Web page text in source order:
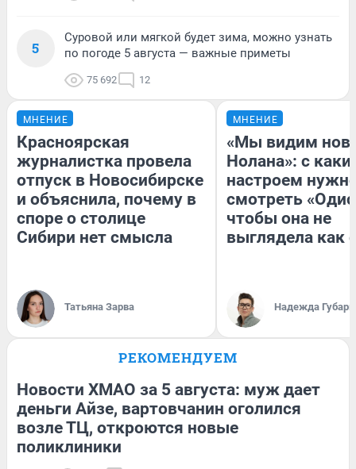
5
Суровой или мягкой будет зима, можно узнать
по погоде 5 августа — важные приметы
75 692 12
МНЕНИЕ
Красноярская
журналистка провела
отпуск в Новосибирске
и объяснила, почему в
споре о столице
Сибири нет смысла
Татьяна Зарва
МНЕНИЕ
«Мы видим
Нолана»: с
настроем
смотреть
чтобы она не
выглядела как
Надежда Губарь
РЕКОМЕНДУЕМ
Новости ХМАО за 5 августа: муж дает
деньги Айзе, вартовчанин оголился
возле ТЦ, откроются новые
поликлиники